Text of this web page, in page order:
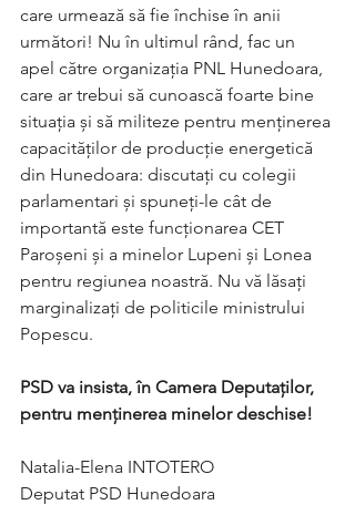
care urmează să fie închise în anii
următori! Nu în ultimul rând, fac un
apel către organizația PNL Hunedoara,
care ar trebui să cunoască foarte bine
situația și să militeze pentru menținerea
capacităților de producție energetică
din Hunedoara: discutați cu colegii
parlamentari și spuneți-le cât de
importantă este funcționarea CET
Paroșeni și a minelor Lupeni și Lonea
pentru regiunea noastră. Nu vă lăsați
marginalizați de politicile ministrului
Popescu.
PSD va insista, în Camera Deputaților,
pentru menținerea minelor deschise!
Natalia-Elena INTOTERO
Deputat PSD Hunedoara